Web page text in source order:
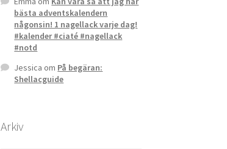
bästa adventskalendern
någonsin! 1 nagellack varje dag!
#kalender #ciaté #nagellack
#notd
Jessica om På begäran:
Shellacguide
Arkiv